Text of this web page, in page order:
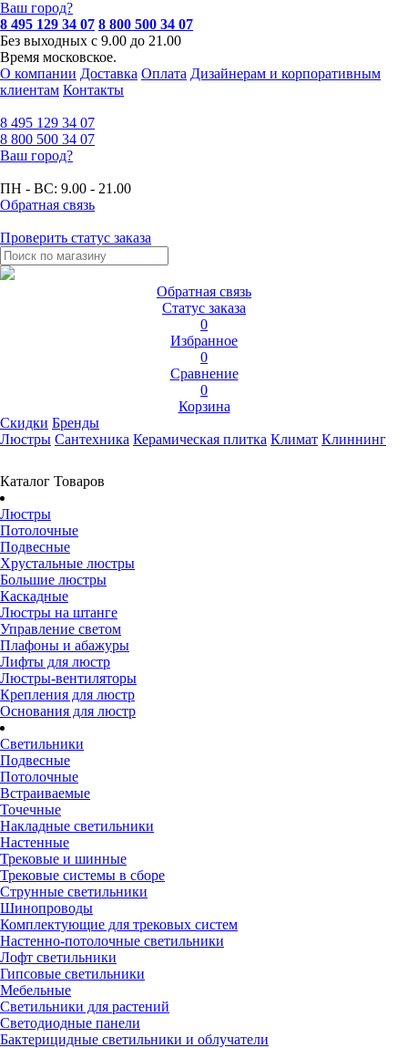
Ваш город?
8 495 129 34 07 8 800 500 34 07
Без выходных с 9.00 до 21.00
Время московское.
О компании Доставка Оплата Дизайнерам и корпоративным
клиентам Контакты
8 495 129 34 07
8 800 500 34 07
Ваш город?
ПН - ВС: 9.00 - 21.00
Обратная связь
Проверить статус заказа
Обратная связь
Статус заказа
0
Избранное
0
Сравнение
0
Корзина
Скидки Бренды
Люстры Сантехника Керамическая плитка Климат Клиннинг
Каталог Товаров
Люстры
Потолочные
Подвесные
Хрустальные люстры
Большие люстры
Каскадные
Люстры на штанге
Управление светом
Плафоны и абажуры
Лифты для люстр
Люстры-вентиляторы
Крепления для люстр
Основания для люстр
Светильники
Подвесные
Потолочные
Встраиваемые
Точечные
Накладные светильники
Настенные
Трековые и шинные
Трековые системы в сборе
Струнные светильники
Шинопроводы
Комплектующие для трековых систем
Настенно-потолочные светильники
Лофт светильники
Гипсовые светильники
Мебельные
Светильники для растений
Светодиодные панели
Бактерицидные светильники и облучатели